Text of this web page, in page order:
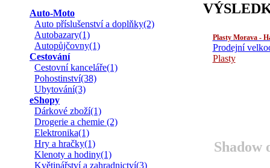
Auto-Moto
Auto příslušenství a doplňky(2)
Autobazary(1)
Autopůjčovny(1)
Cestování
Cestovní kanceláře(1)
Pohostinství(38)
Ubytování(3)
eShopy
Dárkové zboží(1)
Drogerie a chemie (2)
Elektronika(1)
Hry a hračky(1)
Klenoty a hodiny(1)
Květinářství a zahradnictví(3)
Plasty Morava -
Prodejní
Plasty
Shadow